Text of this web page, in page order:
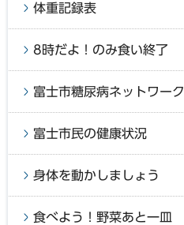
体重記録表
8時だよ！のみ食い終了
富士市糖尿病ネットワーク
富士市民の健康状況
身体を動かしましょう
食べよう！野菜あと一皿